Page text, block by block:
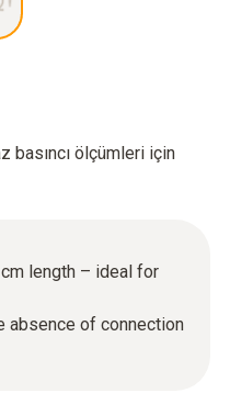
basıncı ölçümleri için
length – ideal for
absence of connection